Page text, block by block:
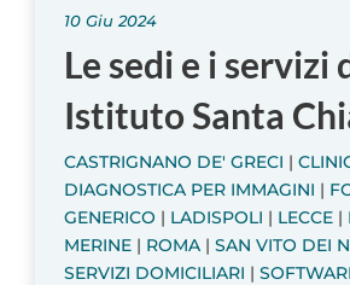
10 Giu 2024
Le sedi e i servizi
Istituto Santa
CASTRIGNANO DE' GRECI |
DIAGNOSTICA PER IMMAGINI |
GENERICO | LADISPOLI | LECCE|
MERINE| ROMA| SAN VITO DEI
SERVIZI DOMICILIARI |